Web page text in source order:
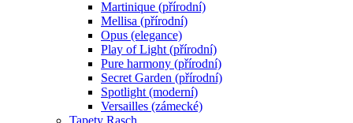
Martinique (přírodní)
Mellisa (přírodní)
Opus (elegance)
Play of Light (přírodní)
Pure harmony (přírodní)
Secret Garden (přírodní)
Spotlight (moderní)
Versailles (zámecké)
Tapety Rasch